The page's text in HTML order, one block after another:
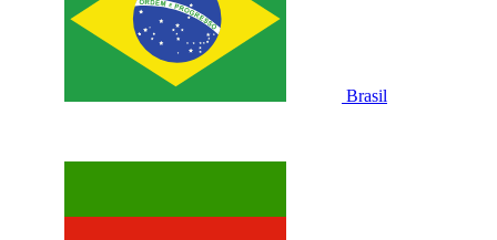
Brasil